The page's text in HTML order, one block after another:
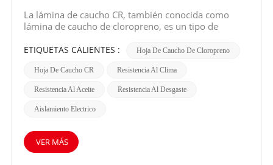
La lámina de caucho CR, también conocida como
lámina de caucho de cloropreno, es un tipo de
industrias por sus excelentes propiedades físicas y
caucho CR es el cloropreno, que se deriva de la
polimerización del monómero de cloropreno. Este
tipo de lámina de caucho tiene buena resistencia al
envejecimiento, al aceite y al desgaste, lo que la hace
automotriz, electrónica y manufacturera.Una de las
ventajas clave de la lámina de caucho CR es su
excelente resistencia a la intemperie. Puede
ETIQUETAS CALIENTES : Hoja De Caucho De Cloropreno
Hoja De Caucho CR Resistencia Al Clima
Resistencia Al Aceite Resistencia Al Desgaste
Aislamiento Electrico
VER MÁS